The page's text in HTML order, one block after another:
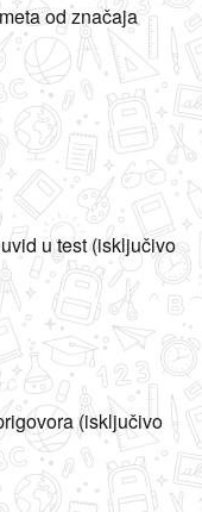
od značaja
u test (isključivo
(isključivo